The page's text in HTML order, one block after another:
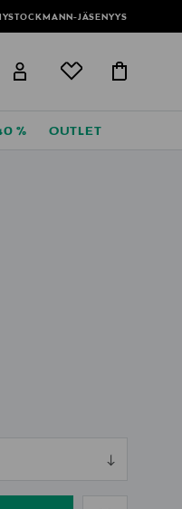
JÄSENYYS
% OUTLET